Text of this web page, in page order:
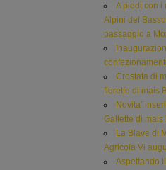
A piedi con i
Alpini del
passaggio a
Crostata di
fioretto di mais
Novita’
Gallette di mais
La Blave di
Agricola Vi
Aspettando